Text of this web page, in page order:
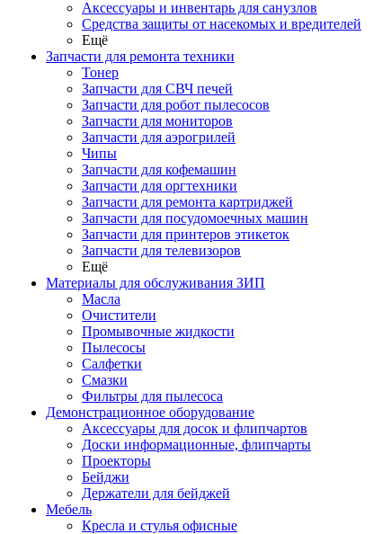
Аксессуары и инвентарь для санузлов
Средства защиты от насекомых и вредителей
Ещё
Запчасти для ремонта техники
Тонер
Запчасти для СВЧ печей
Запчасти для робот пылесосов
Запчасти для мониторов
Запчасти для аэрогрилей
Чипы
Запчасти для кофемашин
Запчасти для оргтехники
Запчасти для ремонта картриджей
Запчасти для посудомоечных машин
Запчасти для принтеров этикеток
Запчасти для телевизоров
Ещё
Материалы для обслуживания ЗИП
Масла
Очистители
Промывочные жидкости
Пылесосы
Салфетки
Смазки
Фильтры для пылесоса
Демонстрационное оборудование
Аксессуары для досок и флипчартов
Доски информационные, флипчарты
Проекторы
Бейджи
Держатели для бейджей
Мебель
Кресла и стулья офисные